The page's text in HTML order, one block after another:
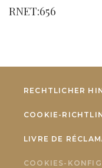
RNET:656
RECHTLICHER
COOKIE-
LIVRE DE
COOKIES-